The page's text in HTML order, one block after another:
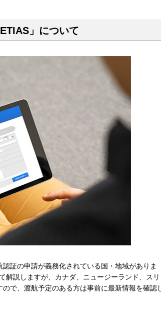
」について
証の申請が義務化されている国・地域がありま
解説しますが、カナダ、ニュージーランド、スリ
で、渡航予定のある方は事前に最新情報を確認